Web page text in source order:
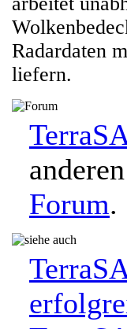
Radardaten
liefern.
Forum.